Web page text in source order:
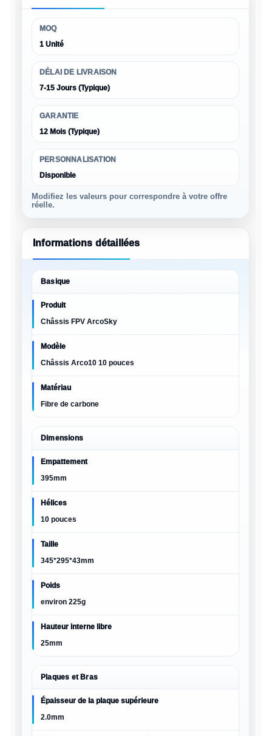
MOQ
1 Unité
DÉLAI DE LIVRAISON
7-15 Jours (Typique)
GARANTIE
12 Mois (Typique)
PERSONNALISATION
Disponible
Modifiez les valeurs pour correspondre à votre offre
réelle.
Informations détaillées
Basique
Produit
Châssis FPV ArcoSky
Modèle
Châssis Arco10 10 pouces
Matériau
Fibre de carbone
Dimensions
Empattement
395mm
Hélices
10 pouces
Taille
345*295*43mm
Poids
environ 225g
Hauteur interne libre
25mm
Plaques et Bras
Épaisseur de la plaque supérieure
2.0mm